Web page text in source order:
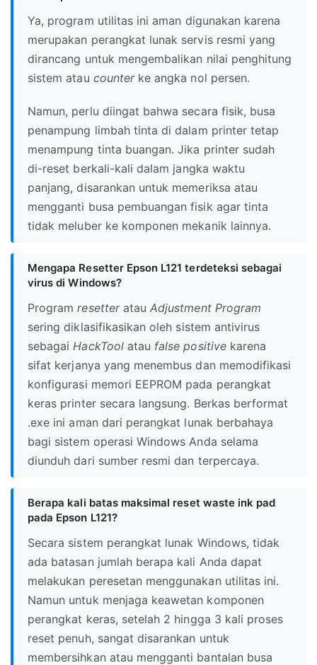
Ya, program utilitas ini aman digunakan karena
merupakan perangkat lunak servis resmi yang
dirancang untuk mengembalikan nilai penghitung
sistem atau counterke angka nol persen.
Namun, perlu diingat bahwa secara fisik, busa
penampung limbah tinta di dalam printer tetap
menampung tinta buangan. Jika printer sudah
di-reset berkali-kali dalam jangka waktu
panjang, disarankan untuk memeriksa atau
mengganti busa pembuangan fisik agar tinta
tidak meluber ke komponen mekanik lainnya.
Mengapa Resetter Epson L121 terdeteksi sebagai
virus di Windows?
ProgramresetteratauAdjustment Program
sering diklasifikasikan oleh sistem antivirus
sebagai HackToolatau false positivekarena
sifat kerjanya yang menembus dan memodifikasi
konfigurasi memori EEPROM pada perangkat
keras printer secara langsung. Berkas berformat
.exe ini aman dari perangkat lunak berbahaya
bagi sistem operasi Windows Anda selama
diunduh dari sumber resmi dan terpercaya.
Berapa kali batas maksimal reset waste ink pad
pada Epson L121?
Secara sistem perangkat lunak Windows, tidak
ada batasan jumlah berapa kali Anda dapat
melakukan peresetan menggunakan utilitas ini.
Namun untuk menjaga keawetan komponen
perangkat keras, setelah 2 hingga 3 kali proses
reset penuh, sangat disarankan untuk
membersihkan atau mengganti bantalan busa